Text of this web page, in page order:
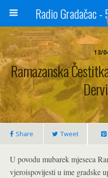
13/
Ramazanska
Share Tweet
U povodu mubarek mjeseca
vjeroispovijesti u ime gradske